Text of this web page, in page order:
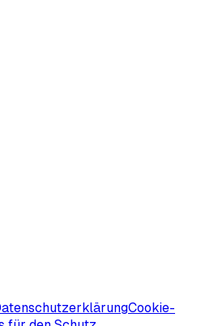
Cookie-